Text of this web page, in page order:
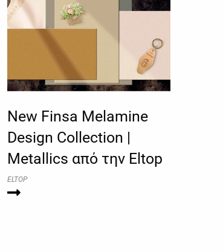
New Finsa Melamine
Design Collection |
Metallics από την Eltop
ELTOP